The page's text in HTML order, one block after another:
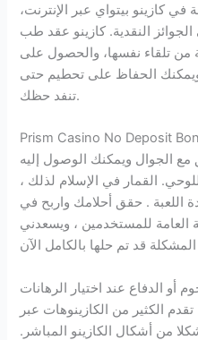
في كازينو بيتواي عبر الإنترنت،
النقدية. كازينو عقد طب
من تلقاء نفسها، والحصول على
ويمكنك الحفاظ على تحطيم حتى
تنفد حظك.
Prism Casino No Deposit
الجوال ويمكنك الوصول إليه
القمار في الإسلام لذلك ،
مضاعف 3 في قاعدة اللعبة . حقق أحلامك واربح في
العامة للمستخدمين ، ويسعدني
أو الدفاع عند اختيار الرهانات
تقدم الكثير من الكازينوهات عبر
من أشكال الكازينو المباشر.